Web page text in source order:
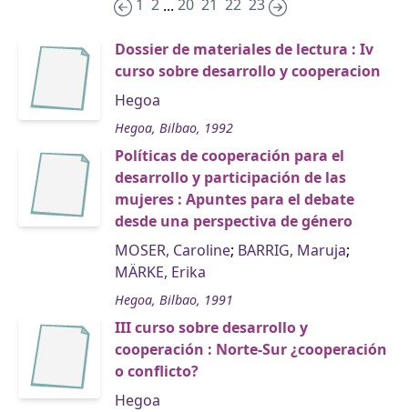
1 2 ... 20 21 22 23
Dossier de materiales de lectura : Iv
curso sobre desarrollo y cooperacion
Hegoa
Hegoa, Bilbao, 1992
Políticas de cooperación para el
desarrollo y participación de las
mujeres : Apuntes para el debate
desde una perspectiva de género
MOSER, Caroline; BARRIG, Maruja;
MÄRKE, Erika
Hegoa, Bilbao, 1991
III curso sobre desarrollo y
cooperación : Norte-Sur ¿cooperación
o conflicto?
Hegoa